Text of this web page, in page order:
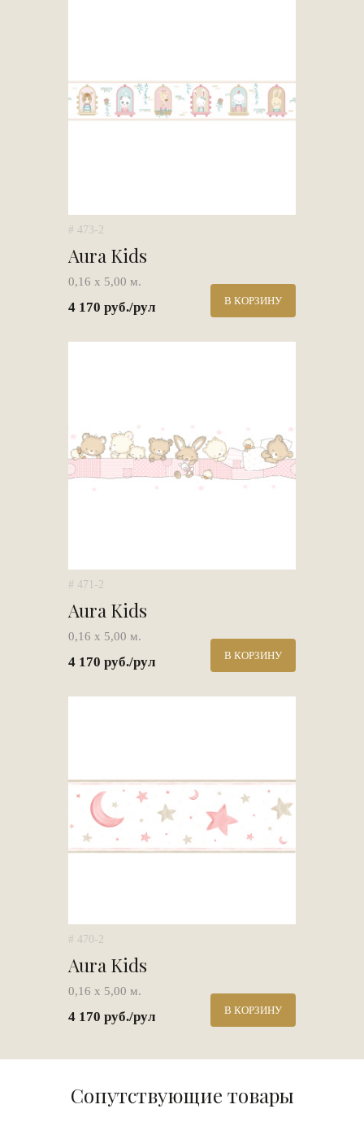
# 473-2
Aura Kids
0,16 х 5,00 м.
4 170 руб./рул В КОРЗИНУ
# 471-2
Aura Kids
0,16 х 5,00 м.
4 170 руб./рул В КОРЗИНУ
# 470-2
Aura Kids
0,16 х 5,00 м.
4 170 руб./рул В КОРЗИНУ
Сопутствующие товары